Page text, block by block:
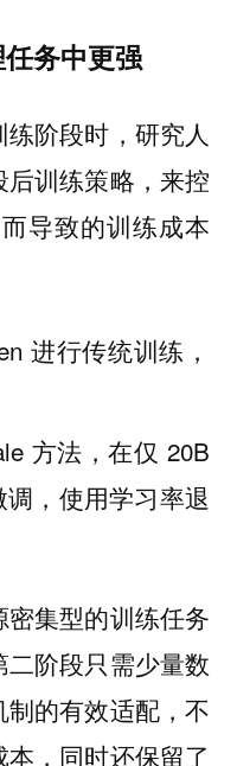
务中更强
阶段时，研究人
训练策略，来控
导致的训练成本
进行传统训练，
方法，在仅 20B
，使用学习率退
集型的训练任务
阶段只需少量数
的有效适配，不
，同时还保留了